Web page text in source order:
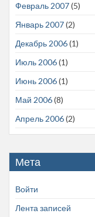
Февраль 2007(5)
Январь 2007(2)
Декабрь 2006(1)
Июль 2006(1)
Июнь 2006(1)
Май 2006(8)
Апрель 2006(2)
Мета
Войти
Лента записей